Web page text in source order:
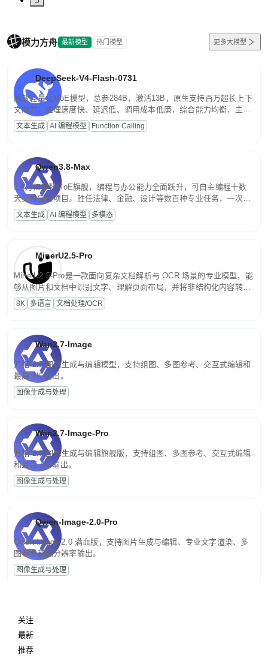
模力方舟 最新模型 热门模型 更多大模型
DeepSeek-V4-Flash-0731
高效轻量化MoE模型，总参284B，激活13B，原生支持百万超长上下
文能力。推理速度快、延迟低、调用成本低廉，综合能力均衡，主打
高并发、轻量化任务，适合日常对话、内容创作、基础 RAG、批量
文案处理等普惠刚需场景。
文本生成 AI 编程模型 Function Calling
Qwen3.8-Max
2.4万亿参数MoE旗舰，编程与办公能力全面跃升，可自主编程十数
天交付完整项目。胜任法律、金融、设计等数百种专业任务，一次对
话端到端交付生产级成果。原生视觉理解贯穿规划、执行与验证全流
程，支持超长文档与长视频的深度语义解析。长程任务中自主规划与
文本生成 AI 编程模型 多模态
MinerU2.5-Pro
MinerU2.5-Pro是一款面向复杂文档解析与 OCR 场景的专业模型，能
够从图片和文档中识别文字、理解页面布局，并将非结构化内容转换
为便于存储、检索和二次处理的结构化结果。
8K 多语言 文档处理/OCR
Wan2.7-Image
万相 2.7 图像生成与编辑模型，支持组图、多图参考、交互式编辑和
最高 2K 输出。
图像生成与处理
Wan2.7-Image-Pro
万相 2.7 图像生成与编辑旗舰版，支持组图、多图参考、交互式编辑
和最高 4K 输出。
图像生成与处理
Qwen-Image-2.0-Pro
Qwen-Image-2.0 满血版，支持图片生成与编辑、专业文字渲染、多
图参考和高分辨率输出。
图像生成与处理
关注
最新
推荐